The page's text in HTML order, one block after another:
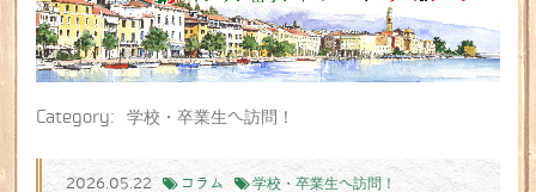
Category: 学校・卒業生へ訪問！
2026.05.22 コラム 学校・卒業生へ訪問！